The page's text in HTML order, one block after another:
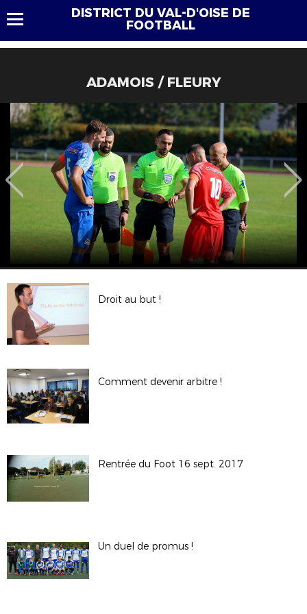
DISTRICT DU VAL-D'OISE DE
FOOTBALL
ADAMOIS / FLEURY
Droit au but !
Comment devenir arbitre !
Rentrée du Foot 16 sept. 2017
Un duel de promus !